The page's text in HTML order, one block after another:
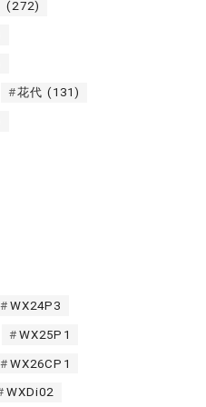
(272)
花代 (131)
WX24P3
WX25P1
WX26CP1
WXDi02